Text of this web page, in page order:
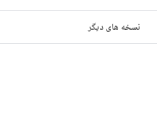
نسخه های دیگر